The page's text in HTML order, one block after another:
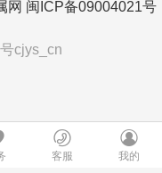
网 闽ICP备09004021号
cjys_cn
客服 我的